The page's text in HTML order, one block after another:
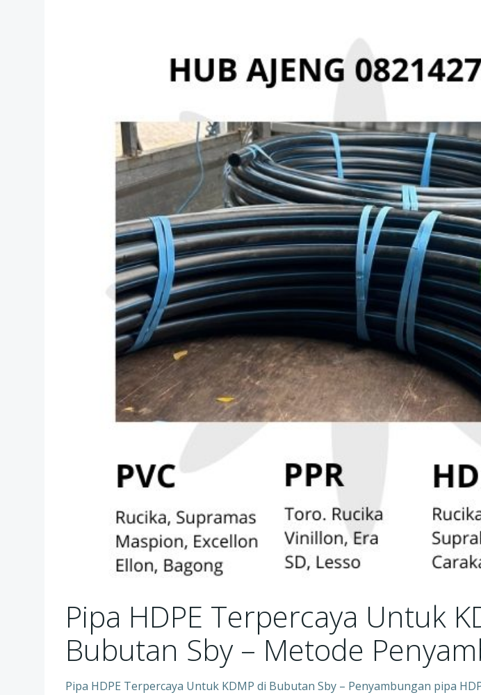
Pipa HDPE Terpercaya Untuk
Bubutan Sby – Metode
Pipa HDPE Terpercaya Untuk KDMP di Bubutan Sby – Penyambungan pipa